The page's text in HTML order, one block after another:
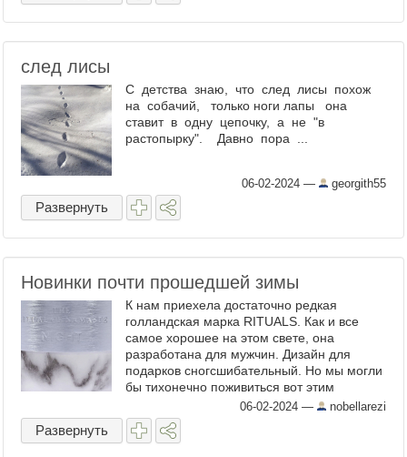
след лисы
С детства знаю, что след лисы похож
на собачий, только ноги лапы она
ставит в одну цепочку, а не "в
растопырку". Давно пора ...
06-02-2024 — georgith55
Развернуть
Новинки почти прошедшей зимы
К нам приехела достаточно редкая
голландская марка RITUALS. Как и все
самое хорошее на этом свете, она
разработана для мужчин. Дизайн для
подарков сногсшибательный. Но мы могли
бы тихонечно поживиться вот этим
молодильным кремчиком, например. В
нем анти-эйдж компонент
ксилитилглюкозид - ...
06-02-2024 — nobellarezi
Развернуть